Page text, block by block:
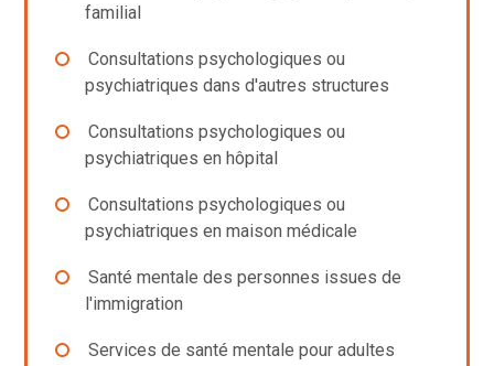
familial
Consultations psychologiques ou
psychiatriques dans d'autres structures
Consultations psychologiques ou
psychiatriques en hôpital
Consultations psychologiques ou
psychiatriques en maison médicale
Santé mentale des personnes issues de
l'immigration
Services de santé mentale pour adultes